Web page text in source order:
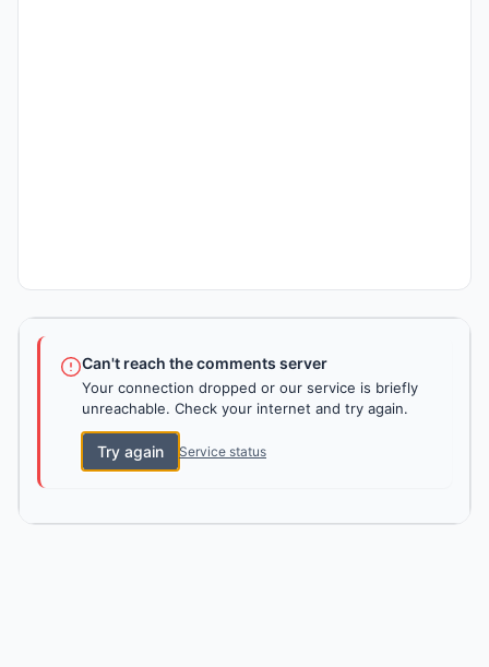
Can't reach the comments server
Your connection dropped or our service is briefly
unreachable. Check your internet and try again.
Try again Service status